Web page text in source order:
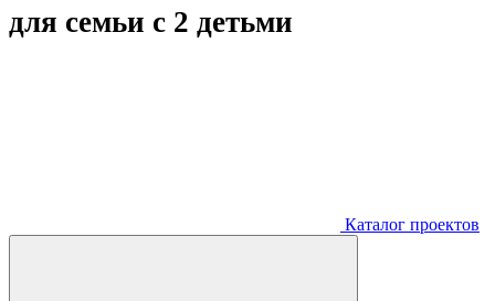
для семьи с 2 детьми
Каталог проектов